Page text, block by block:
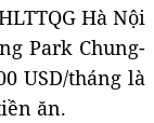
Hà Nội
Park Chung-
USD/tháng là
ăn.